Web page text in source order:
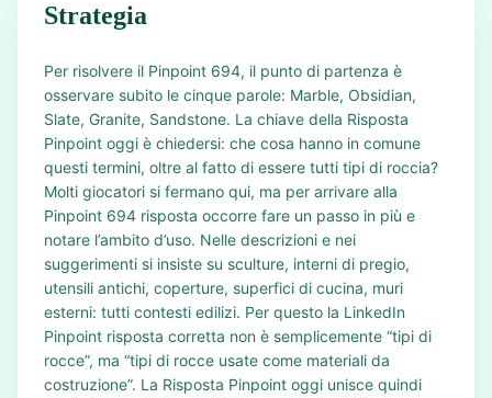
Strategia
Per risolvere il Pinpoint 694, il punto di partenza è
osservare subito le cinque parole: Marble, Obsidian,
Slate, Granite, Sandstone. La chiave della Risposta
Pinpoint oggi è chiedersi: che cosa hanno in comune
questi termini, oltre al fatto di essere tutti tipi di roccia?
Molti giocatori si fermano qui, ma per arrivare alla
Pinpoint 694 risposta occorre fare un passo in più e
notare l’ambito d’uso. Nelle descrizioni e nei
suggerimenti si insiste su sculture, interni di pregio,
utensili antichi, coperture, superfici di cucina, muri
esterni: tutti contesti edilizi. Per questo la LinkedIn
Pinpoint risposta corretta non è semplicemente “tipi di
rocce”, ma “tipi di rocce usate come materiali da
costruzione”. La Risposta Pinpoint oggi unisce quindi